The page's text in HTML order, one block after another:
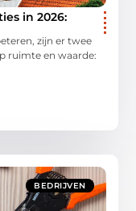
in 2026:
zijn er twee
ruimte en waarde:
BEDRIJVEN